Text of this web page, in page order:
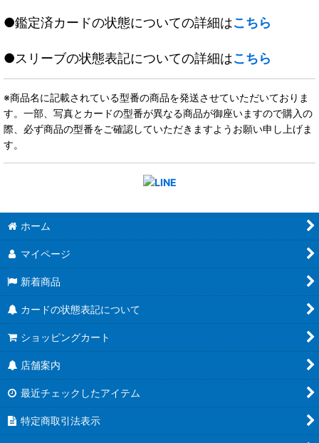
●鑑定済カードの状態についての詳細はこちら
●スリーブの状態表記についての詳細はこちら
※商品名に記載されている型番の商品を発送させていただいておりま
す。一部、写真とカードの型番が異なる商品が御座いますので購入の
際、必ず商品の型番をご確認していただきますようお願い申し上げま
す。
ホーム
マイページ
新着商品
カードの状態表記について
ショッピングカート
店舗案内
最近チェックしたアイテム
特定商取引法表示